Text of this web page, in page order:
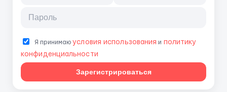
Я принимаюусловия использования и политику
конфиденциальности
Зарегистрироваться